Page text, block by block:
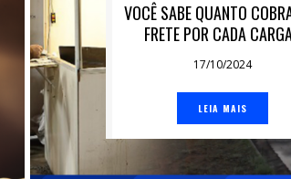
VOCÊ SABE QUANTO
FRETE POR CADA
17/10/2024
LEIA MAIS